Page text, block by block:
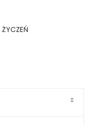
ŻYCZEŃ